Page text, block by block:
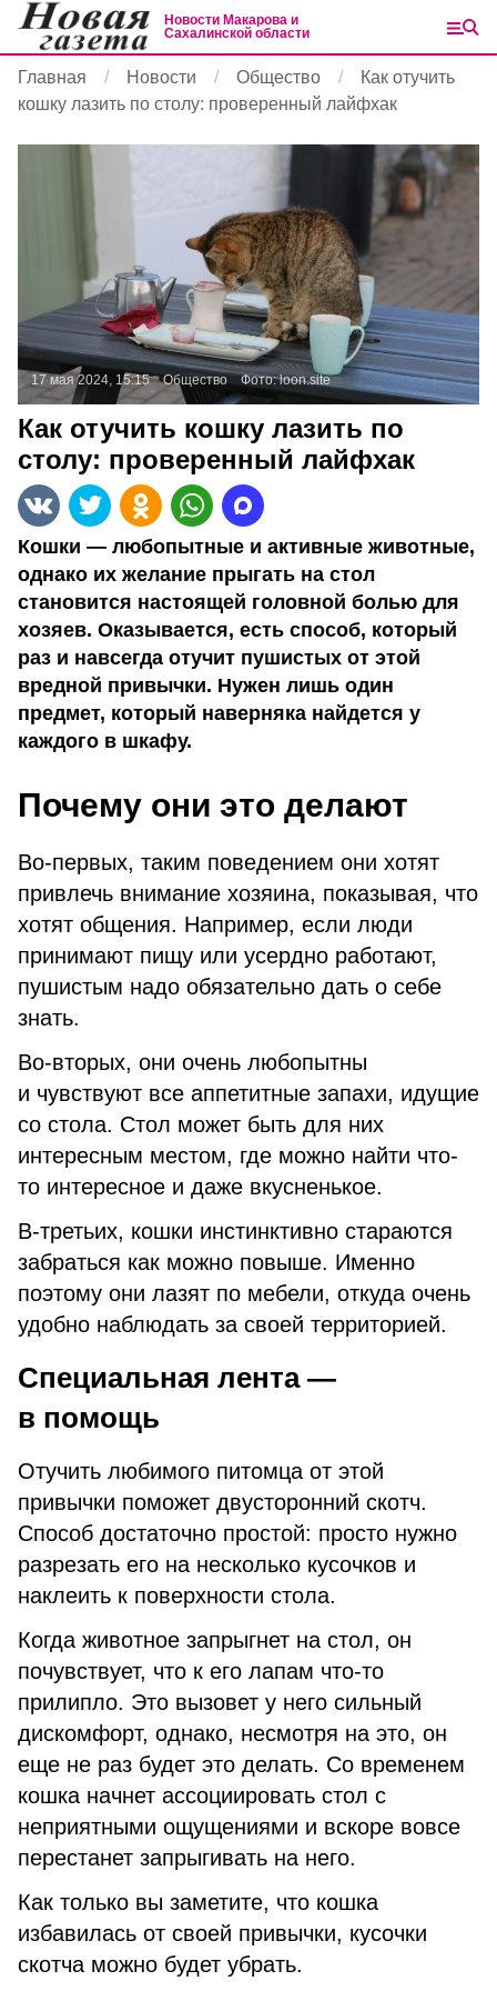
Новости Макарова и
Сахалинской области
Главная Новости Общество
Как отучить
кошку лазить по столу: проверенный лайфхак
17 мая 2024, 15:15 Общество Фото:loon.site
Как отучить кошку лазить по
столу: проверенный лайфхак
Кошки — любопытные и активные животные,
однако их желание прыгать на стол
становится настоящей головной болью для
хозяев. Оказывается, есть способ, который
раз и навсегда отучит пушистых от этой
вредной привычки. Нужен лишь один
предмет, который наверняка найдется у
каждого в шкафу.
Почему они это делают
Во-первых, таким поведением они хотят
привлечь внимание хозяина, показывая, что
хотят общения. Например, если люди
принимают пищу или усердно работают,
пушистым надо обязательно дать о себе
знать.
Во-вторых, они очень любопытны
и чувствуют все аппетитные запахи, идущие
со стола. Стол может быть для них
интересным местом, где можно найти что-
то интересное и даже вкусненькое.
В-третьих, кошки инстинктивно стараются
забраться как можно повыше. Именно
поэтому они лазят по мебели, откуда очень
удобно наблюдать за своей территорией.
Специальная лента —
в помощь
Отучить любимого питомца от этой
привычки поможет двусторонний скотч.
Способ достаточно простой: просто нужно
разрезать его на несколько кусочков и
наклеить к поверхности стола.
Когда животное запрыгнет на стол, он
почувствует, что к его лапам что-то
прилипло. Это вызовет у него сильный
дискомфорт, однако, несмотря на это, он
еще не раз будет это делать. Со временем
кошка начнет ассоциировать стол с
неприятными ощущениями и вскоре вовсе
перестанет запрыгивать на него.
Как только вы заметите, что кошка
избавилась от своей привычки, кусочки
скотча можно будет убрать.